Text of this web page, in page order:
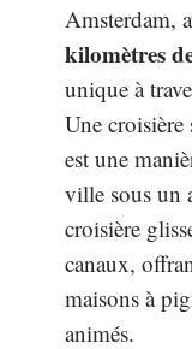
Amsterdam,
kilomètres
unique à
Une croisière
est une
ville sous un
croisière
canaux,
maisons à
animés.